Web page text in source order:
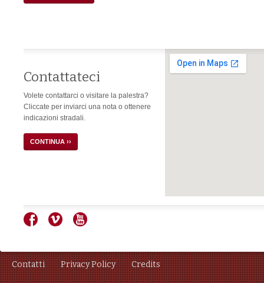
Contattateci
Volete contattarci o visitare la palestra?
Cliccate per inviarci una nota o ottenere
indicazioni stradali.
CONTINUA ››
Contatti Privacy Policy Credits